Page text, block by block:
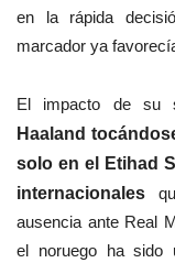
en la rápida
marcador ya
El impacto de su
Haaland
solo en el Etihad
internacionales
ausencia ante Real
el noruego ha sido